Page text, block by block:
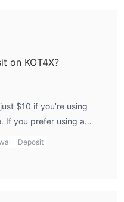
on KOT4X?
$10 if you’re using
If you prefer using a
is slightly higher, at
to try out KOT4X trading
Deposit